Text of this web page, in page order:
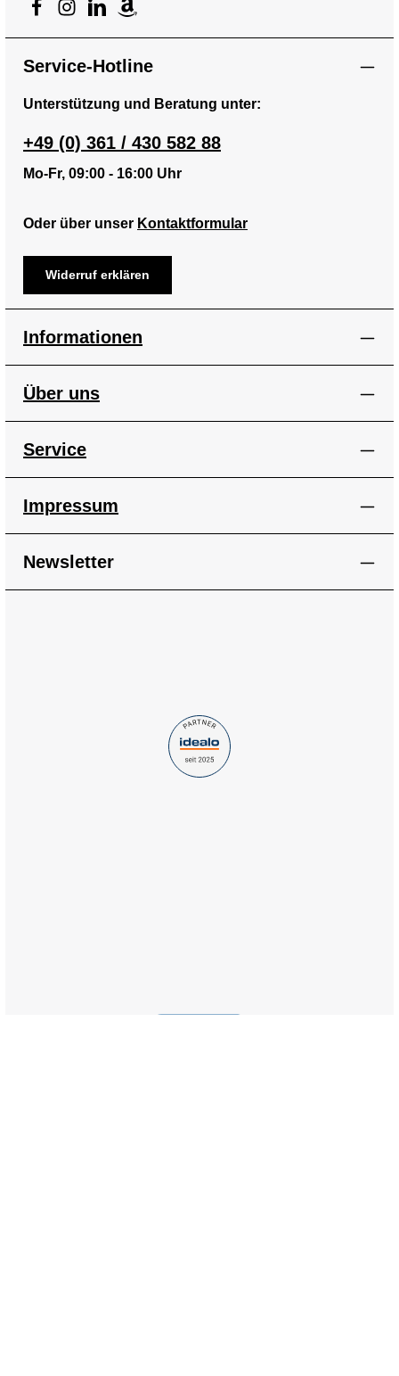
Service-Hotline
Unterstützung und Beratung unter:
+49 (0) 361 / 430 582 88
Mo-Fr, 09:00 - 16:00 Uhr
Oder über unser Kontaktformular
Widerruf erklären
Informationen
Über uns
Service
Impressum
Newsletter